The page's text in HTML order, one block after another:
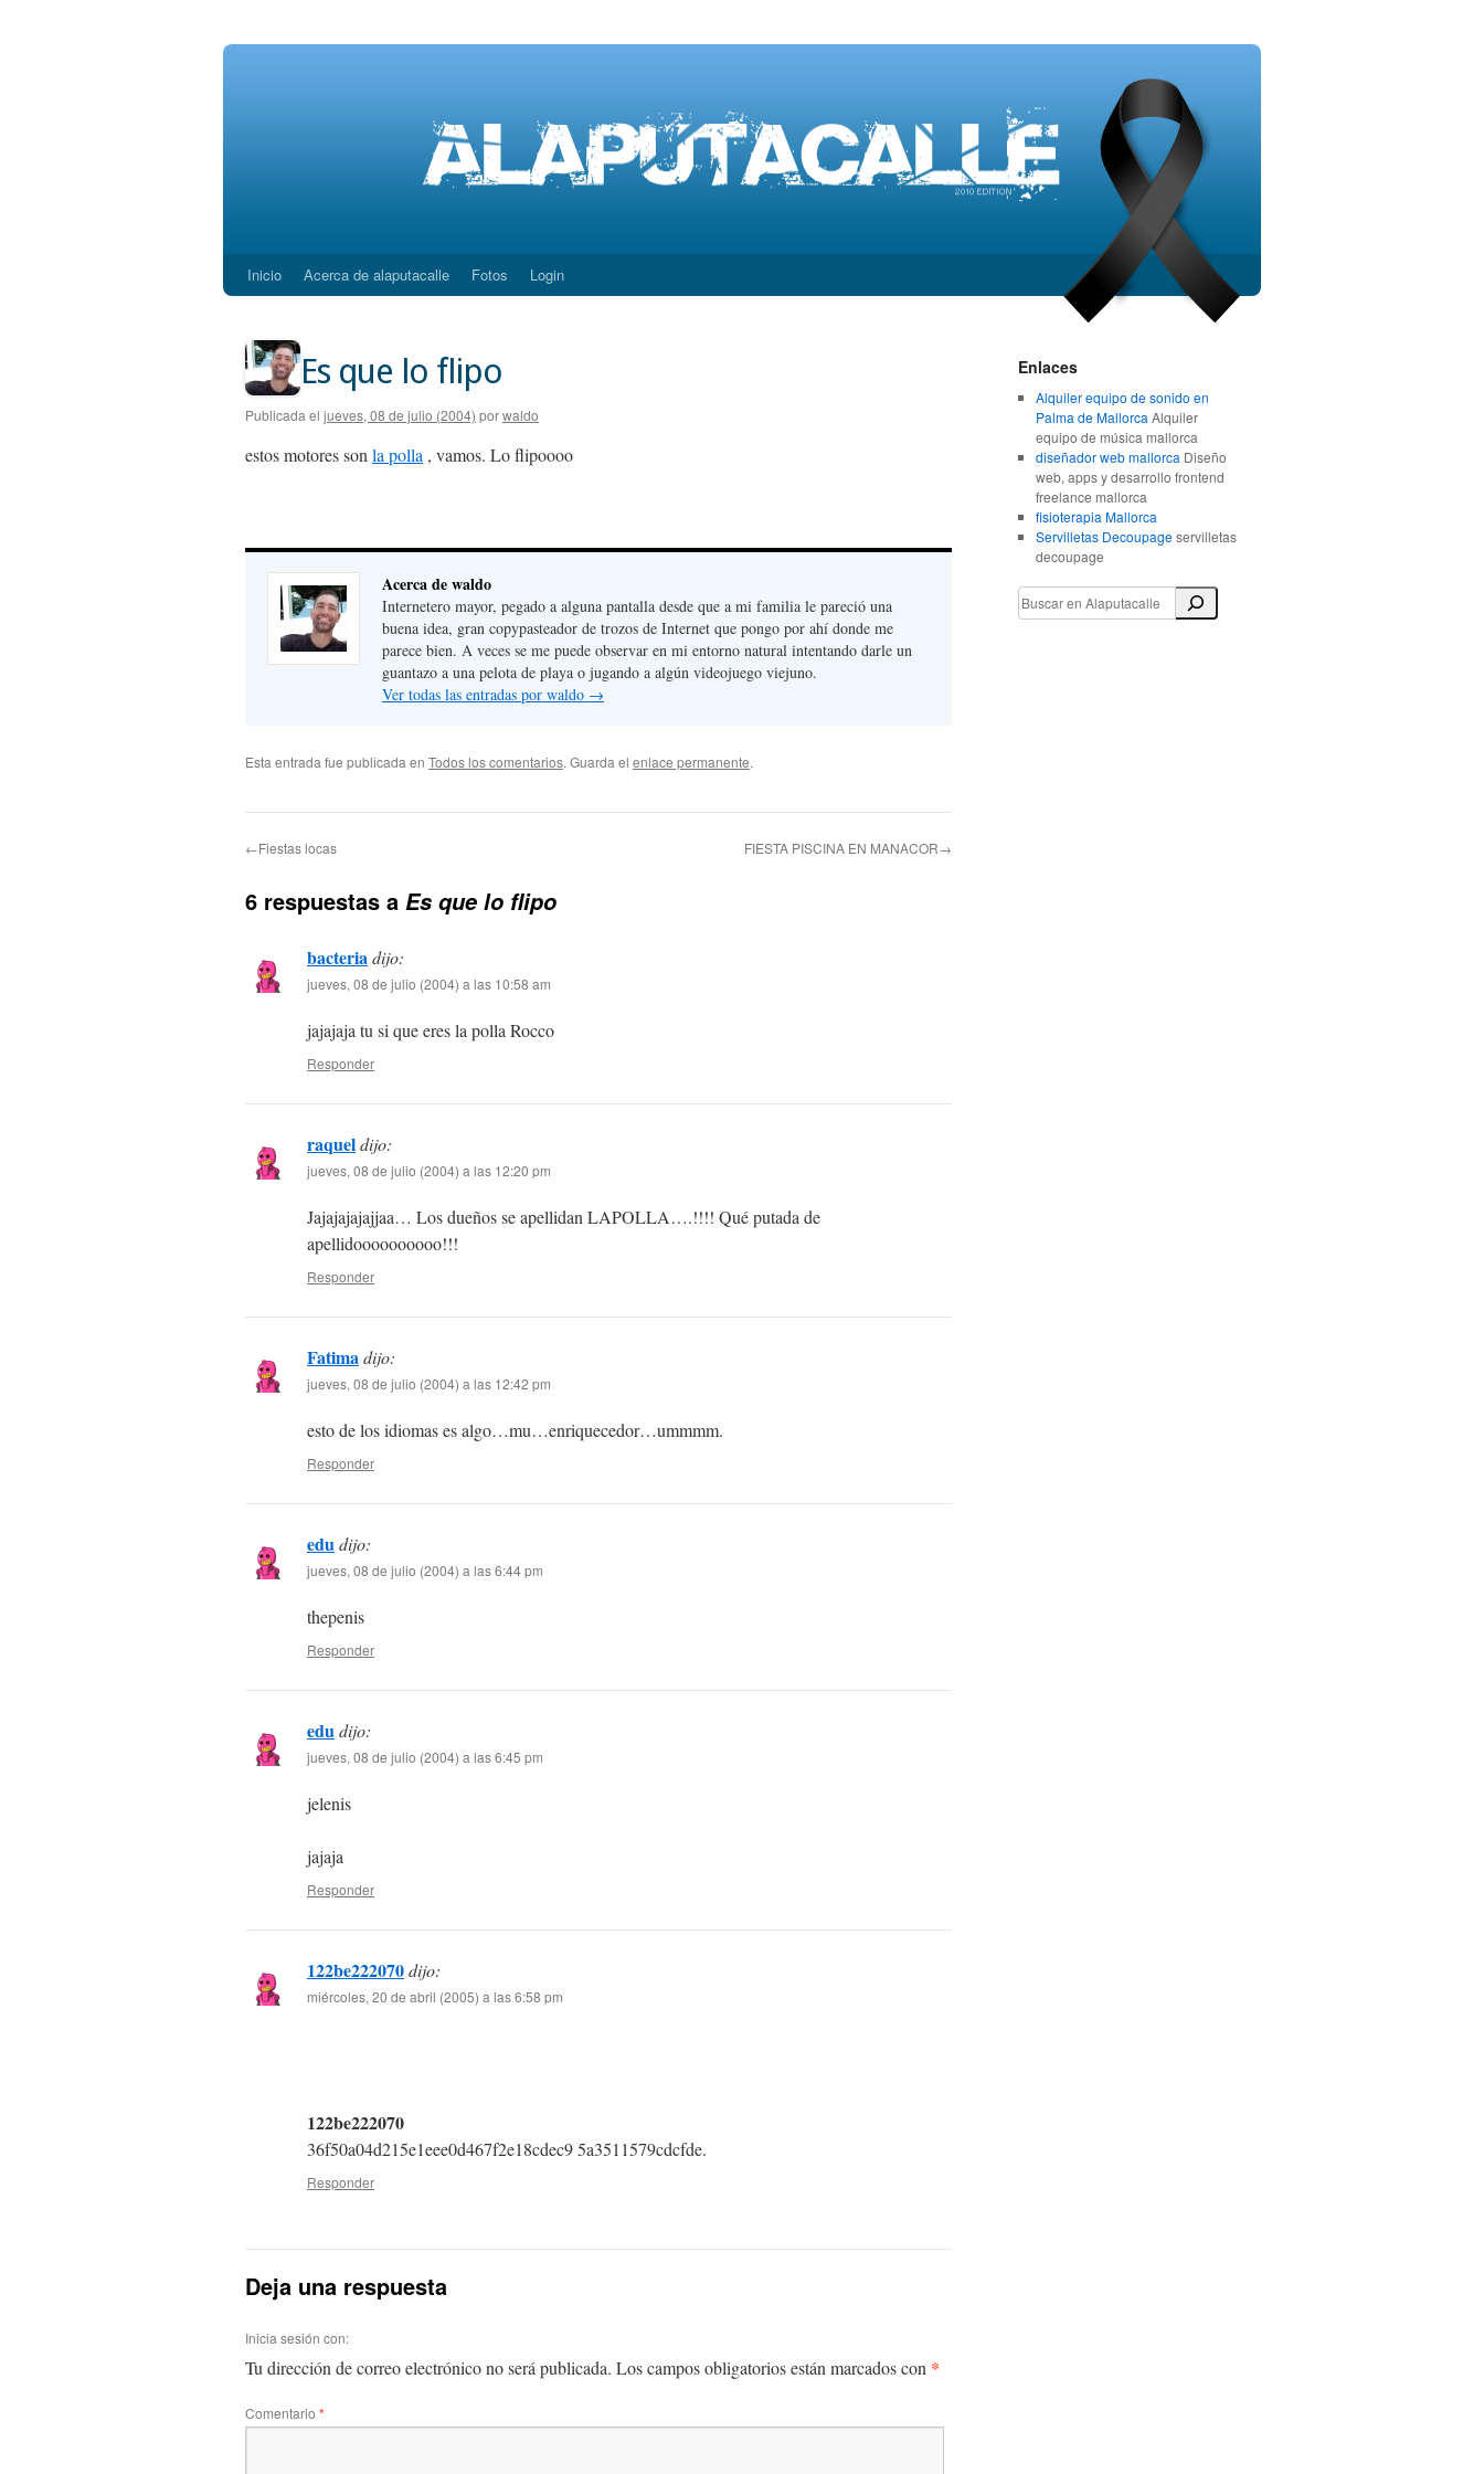
Saltar
contenido
Inicio Acerca de alaputacalle Fotos Login
Es que lo flipo
Publicada el jueves, 08 de julio (2004) porwaldo
estos motores son la polla , vamos. Lo flipoooo
Acerca de waldo
Internetero mayor, pegado a alguna pantalla desde que a mi familia le pareció una
buena idea, gran copypasteador de trozos de Internet que pongo por ahí donde me
parece bien. A veces se me puede observar en mi entorno natural intentando darle un
guantazo a una pelota de playa o jugando a algún videojuego viejuno.
Ver todas las entradas por waldo →
Esta entrada fue publicada en Todos los comentarios. Guarda el enlace permanente.
←Fiestas locas FIESTA PISCINA EN MANACOR→
6 respuestas a Es que lo flipo
bacteriadijo:
jueves, 08 de julio (2004) a las 10:58 am
jajajaja tu si que eres la polla Rocco
Responder
raqueldijo:
jueves, 08 de julio (2004) a las 12:20 pm
Jajajajajajjaa… Los dueños se apellidan LAPOLLA….!!!! Qué putada de
apellidoooooooooo!!!
Responder
Fatimadijo:
jueves, 08 de julio (2004) a las 12:42 pm
esto de los idiomas es algo…mu…enriquecedor…ummmm.
Responder
edudijo:
jueves, 08 de julio (2004) a las 6:44 pm
thepenis
Responder
edudijo:
jueves, 08 de julio (2004) a las 6:45 pm
jelenis
jajaja
Responder
122be222070dijo:
miércoles, 20 de abril (2005) a las 6:58 pm
122be222070
36f50a04d215e1eee0d467f2e18cdec9 5a3511579cdcfde.
Responder
Deja una respuesta
Inicia sesión con:
Tu dirección de correo electrónico no será publicada. Los campos obligatorios están marcados con *
Comentario *
Enlaces
Alquiler equipo de sonido en
Palma de Mallorca Alquiler
equipo de música mallorca
diseñador web mallorca Diseño
web, apps y desarrollo frontend
freelance mallorca
fisioterapia Mallorca
Servilletas Decoupageservilletas
decoupage